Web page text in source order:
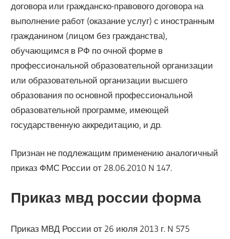
договора или гражданско-правового договора на
выполнение работ (оказание услуг) с иностранным
гражданином (лицом без гражданства),
обучающимся в РФ по очной форме в
профессиональной образовательной организации
или образовательной организации высшего
образования по основной профессиональной
образовательной программе, имеющей
государственную аккредитацию, и др.
Признан не подлежащим применению аналогичный
приказ ФМС России от 28.06.2010 N 147.
Приказ мвд россии форма
Приказ МВД России от 26 июля 2013 г. N 575